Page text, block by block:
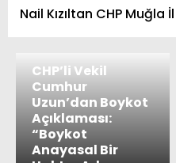
Nail Kızıltan CHP Muğla
CHP’li Vekil
Cumhur
Uzun’dan Boykot
Açıklaması:
“Boykot
Anayasal Bir